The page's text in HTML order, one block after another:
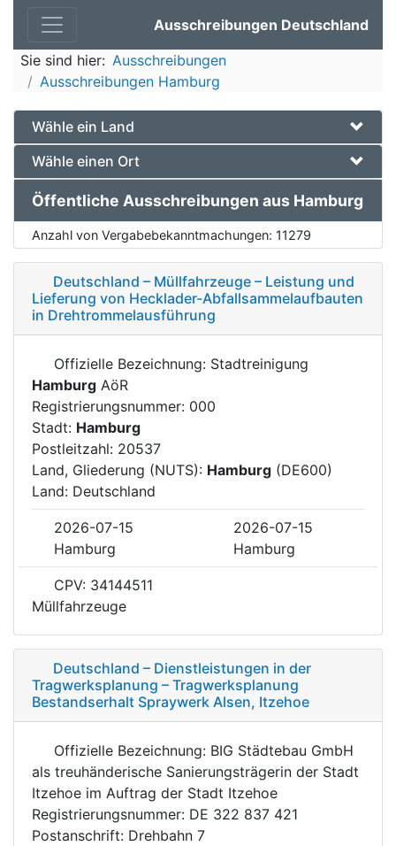
Ausschreibungen Deutschland
Sie sind hier: Ausschreibungen
Ausschreibungen Hamburg
Wähle ein Land
Wähle einen Ort
Öffentliche Ausschreibungen aus Hamburg
Anzahl von Vergabebekanntmachungen: 11279
Deutschland – Müllfahrzeuge – Leistung und
Lieferung von Hecklader-Abfallsammelaufbauten
in Drehtrommelausführung
Offizielle Bezeichnung: Stadtreinigung
Hamburg AöR
Registrierungsnummer: 000
Stadt: Hamburg
Postleitzahl: 20537
Land, Gliederung (NUTS): Hamburg (DE600)
Land: Deutschland
2026-07-15
2026-07-15
Hamburg
Hamburg
CPV: 34144511
Müllfahrzeuge
Deutschland – Dienstleistungen in der
Tragwerksplanung – Tragwerksplanung
Bestandserhalt Spraywerk Alsen, Itzehoe
Offizielle Bezeichnung: BIG Städtebau GmbH
als treuhänderische Sanierungsträgerin der Stadt
Itzehoe im Auftrag der Stadt Itzehoe
Registrierungsnummer: DE 322 837 421
Postanschrift: Drehbahn 7